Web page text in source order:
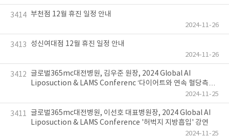
3414 부천점 12월 휴진 일정 안내
2024-11-26
3413 성신여대점 12월 휴진 일정 안내
2024-11-26
3412 글로벌365mc대전병원, 김우준 원장, 2024 Global AI
Liposuction & LAMS Conferenc ‘다이어트와 연속 혈당측정
2024-11-25
3411 글로벌365mc대전병원, 이선호 대표병원장, 2024 Global AI
Liposuction & LAMS Conference '허벅지 지방흡입' 강연
2024-11-25